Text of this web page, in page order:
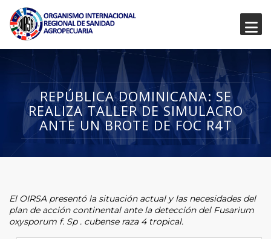
REPÚBLICA DOMINICANA: SE
REALIZA TALLER DE SIMULACRO
ANTE UN BROTE DE FOC R4T
El OIRSA presentó la situación actual y las necesidades del
plan de acción continental ante la detección del Fusarium
oxysporum f. Sp . cubense raza 4 tropical.